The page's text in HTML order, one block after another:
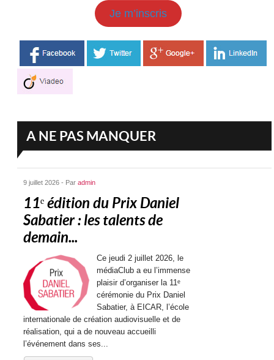
Je m’inscris
A NE PAS MANQUER
9 juillet 2026 - Paradmin
11ᵉ édition du Prix Daniel
Sabatier : les talents de
demain...
Ce jeudi 2 juillet 2026, le
médiaClub a eu l’immense
plaisir d’organiser la 11ᵉ
cérémonie du Prix Daniel
Sabatier, à EICAR, l’école
internationale de création audiovisuelle et de
réalisation, qui a de nouveau accueilli
l’événement dans ses...